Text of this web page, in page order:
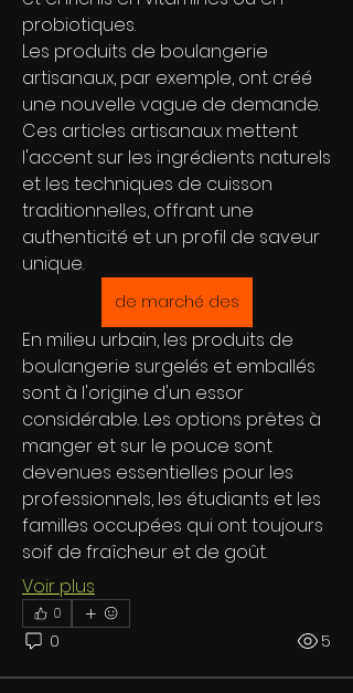
probiotiques.
Les produits de boulangerie
artisanaux, par exemple, ont créé
une nouvelle vague de demande.
Ces articles artisanaux mettent
l'accent sur les ingrédients naturels
et les techniques de cuisson
traditionnelles, offrant une
authenticité et un profil de saveur
unique.
de marché des
En milieu urbain, les produits de
boulangerie surgelés et emballés
sont à l'origine d'un essor
considérable. Les options prêtes à
manger et sur le pouce sont
devenues essentielles pour les
professionnels, les étudiants et les
familles occupées qui ont toujours
soif de fraîcheur et de goût.
Voir plus
0
0 5